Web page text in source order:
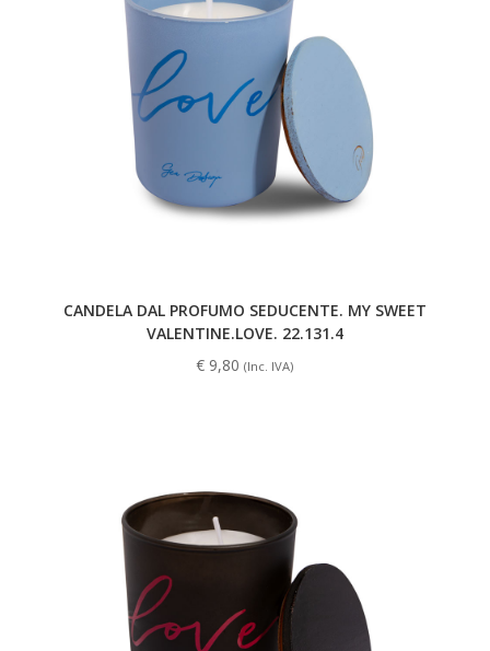
CANDELA DAL PROFUMO SEDUCENTE. MY SWEET
VALENTINE.LOVE. 22.131.4
€ 9,80 (Inc. IVA)